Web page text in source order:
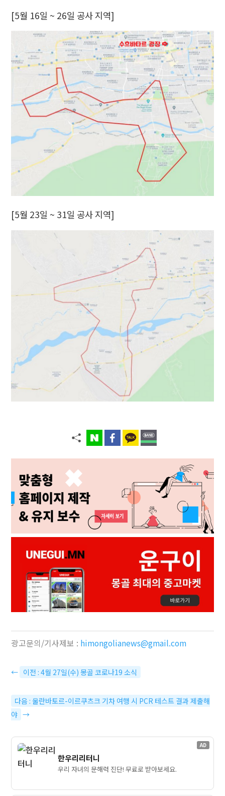
[5월 16일 ~ 26일 공사 지역]
[5월 23일 ~ 31일 공사 지역]
광고문의/기사제보 : himongolianews@gmail.com
← 이전 : 4월 27일(수) 몽골 코로나19 소식
다음 : 울란바토르-이르쿠츠크 기차 여행 시 PCR 테스트 결과 제출해
야 →
AD
한우리리터니
우리 자녀의 문해력 진단! 무료로 받아보세요.